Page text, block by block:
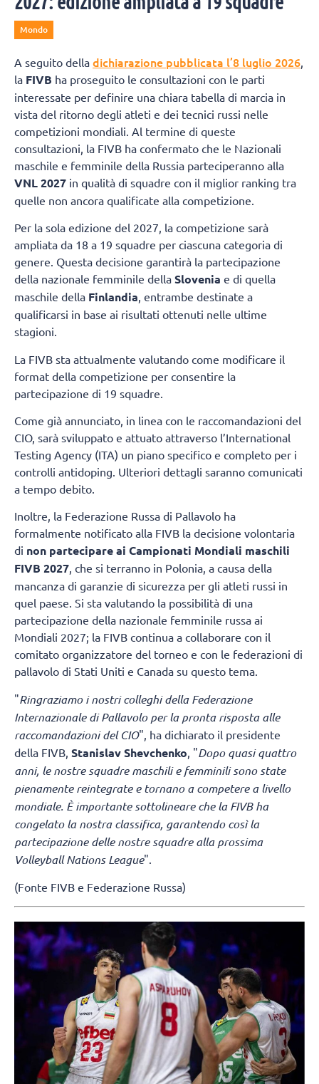
Mondo
A seguito della dichiarazione pubblicata l’8 luglio 2026
la FIVB ha proseguito le consultazioni con le parti
interessate per definire una chiara tabella di marcia in
vista del ritorno degli atleti e dei tecnici russi nelle
competizioni mondiali. Al termine di queste
consultazioni, la FIVB ha confermato che le Nazionali
maschile e femminile della Russia parteciperanno alla
VNL 2027 in qualità di squadre con il miglior ranking tra
quelle non ancora qualificate alla competizione.
Per la sola edizione del 2027, la competizione sarà
ampliata da 18 a 19 squadre per ciascuna categoria di
genere. Questa decisione garantirà la partecipazione
della nazionale femminile della Slovenia e di quella
maschile della Finlandia, entrambe destinate a
qualificarsi in base ai risultati ottenuti nelle ultime
stagioni.
La FIVB sta attualmente valutando come modificare il
format della competizione per consentire la
partecipazione di 19 squadre.
Come già annunciato, in linea con le raccomandazioni del
CIO, sarà sviluppato e attuato attraverso l’International
Testing Agency (ITA) un piano specifico e completo per i
controlli antidoping. Ulteriori dettagli saranno comunicati
a tempo debito.
Inoltre, la Federazione Russa di Pallavolo ha
formalmente notificato alla FIVB la decisione volontaria
di non partecipare ai Campionati Mondiali maschili
FIVB 2027, che si terranno in Polonia, a causa della
mancanza di garanzie di sicurezza per gli atleti russi in
quel paese. Si sta valutando la possibilità di una
partecipazione della nazionale femminile russa ai
Mondiali 2027; la FIVB continua a collaborare con il
comitato organizzatore del torneo e con le federazioni di
pallavolo di Stati Uniti e Canada su questo tema.
"Ringraziamo i nostri colleghi della Federazione
Internazionale di Pallavolo per la pronta risposta alle
raccomandazioni del CIO", ha dichiarato il presidente
della FIVB, Stanislav Shevchenko , "Dopo quasi quattro
anni, le nostre squadre maschili e femminili sono state
pienamente reintegrate e tornano a competere a livello
mondiale. È importante sottolineare che la FIVB ha
congelato la nostra classifica, garantendo così la
partecipazione delle nostre squadre alla prossima
Volleyball Nations League".
(Fonte FIVB e Federazione Russa)